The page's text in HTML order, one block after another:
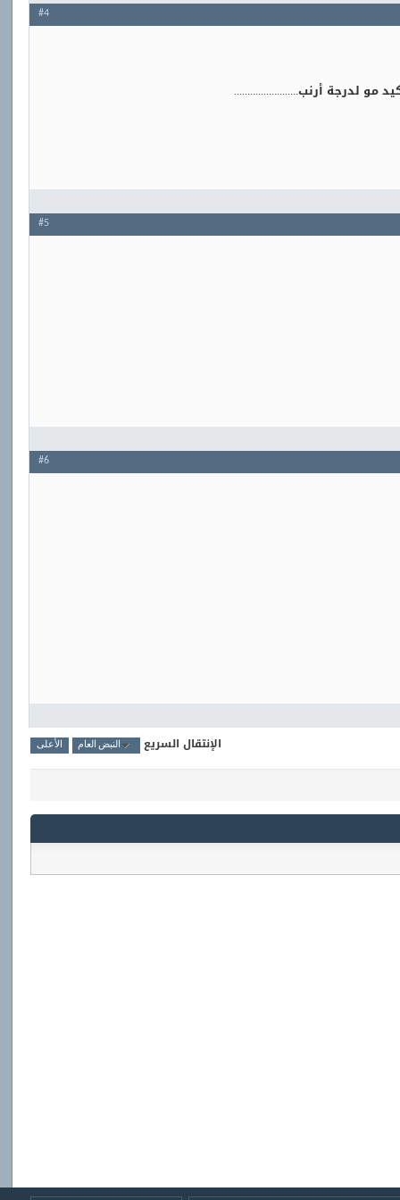
#4
مو لدرجة أرنب........................
#5
#6
الإنتقال السريع النبض العام الأعلى